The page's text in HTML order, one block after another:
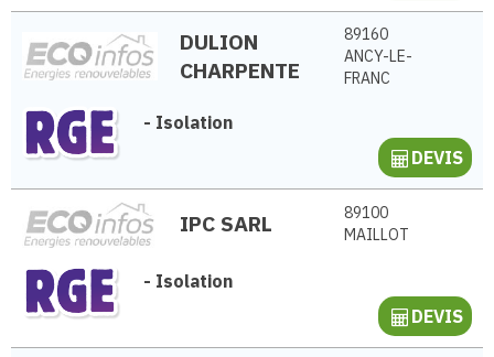
DULION
CHARPENTE
89160
ANCY-LE-
FRANC
- Isolation
DEVIS
IPC SARL
89100
MAILLOT
- Isolation
DEVIS